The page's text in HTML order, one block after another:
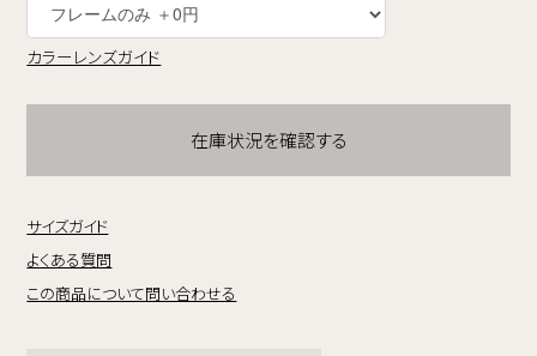
カラーレンズガイド
在庫状況を確認する
サイズガイド
よくある質問
この商品について問い合わせる